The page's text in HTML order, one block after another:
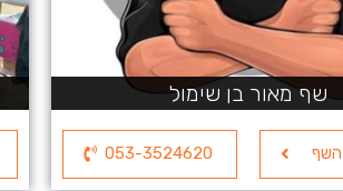
שף מאור בן שימול
השף 053-3524620